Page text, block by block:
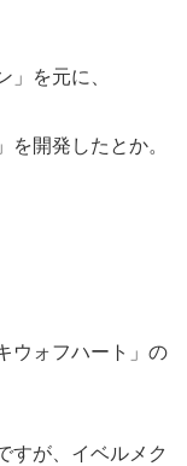
」を元に、
開発したとか。
ウォフハート」の
すが、イベルメク